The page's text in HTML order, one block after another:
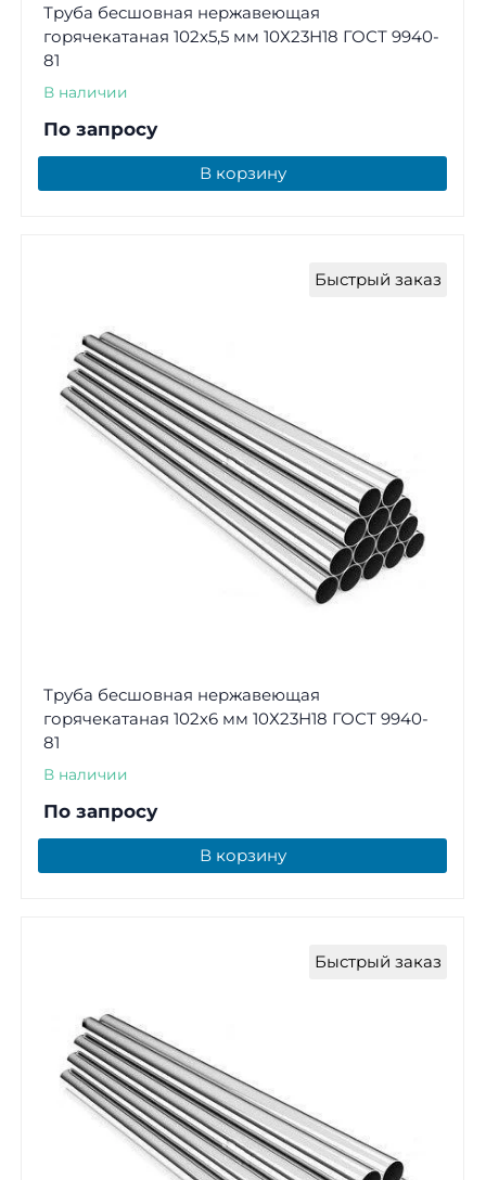
Труба бесшовная нержавеющая
горячекатаная 102х5,5 мм 10Х23Н18 ГОСТ 9940-
81
В наличии
По запросу
В корзину
Быстрый заказ
Труба бесшовная нержавеющая
горячекатаная 102х6 мм 10Х23Н18 ГОСТ 9940-
81
В наличии
По запросу
В корзину
Быстрый заказ